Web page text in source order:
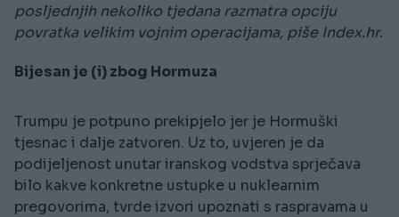
posljednjih nekoliko tjedana razmatra opciju
povratka velikim vojnim operacijama, piše Index.hr.
Bijesan je (i) zbog Hormuza
Trumpu je potpuno prekipjelo jer je Hormuški
tjesnac i dalje zatvoren. Uz to, uvjeren je da
podijeljenost unutar iranskog vodstva sprječava
bilo kakve konkretne ustupke u nuklearnim
pregovorima, tvrde izvori upoznati s raspravama u